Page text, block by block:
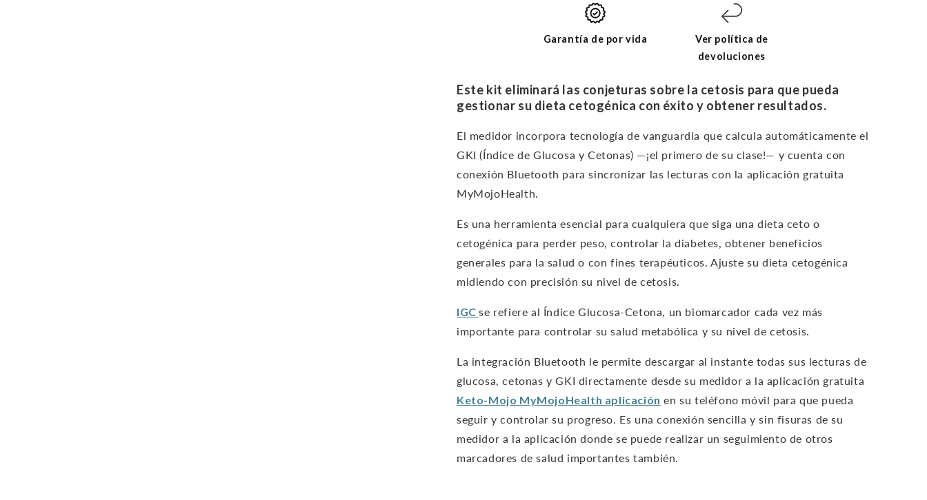
KIT
Garantía de por vida
Ver política de
devoluciones
Este kit eliminará las conjeturas sobre la cetosis para que pueda
gestionar su dieta cetogénica con éxito y obtener resultados.
El medidor incorpora tecnología de vanguardia que calcula automáticamente el
GKI (Índice de Glucosa y Cetonas) —¡el primero de su clase!— y cuenta con
conexión Bluetooth para sincronizar las lecturas con la aplicación gratuita
MyMojoHealth.
Es una herramienta esencial para cualquiera que siga una dieta ceto o
cetogénica para perder peso, controlar la diabetes, obtener beneficios
generales para la salud o con fines terapéuticos. Ajuste su dieta cetogénica
midiendo con precisión su nivel de cetosis.
IGC se refiere al Índice Glucosa-Cetona, un biomarcador cada vez más
importante para controlar su salud metabólica y su nivel de cetosis.
La integración Bluetooth le permite descargar al instante todas sus lecturas de
glucosa, cetonas y GKI directamente desde su medidor a la aplicación gratuita
Keto-Mojo MyMojoHealth aplicación en su teléfono móvil para que pueda
seguir y controlar su progreso. Es una conexión sencilla y sin fisuras de su
medidor a la aplicación donde se puede realizar un seguimiento de otros
marcadores de salud importantes también.